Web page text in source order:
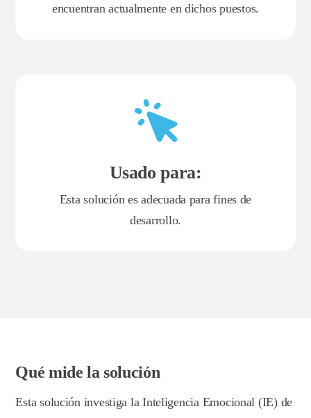
encuentran actualmente en dichos puestos.
Usado para:
Esta solución es adecuada para fines de
desarrollo.
Qué mide la solución
Esta solución investiga la Inteligencia Emocional (IE) de